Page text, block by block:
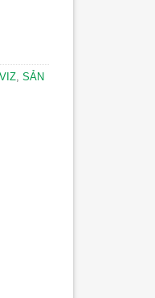
SẢN